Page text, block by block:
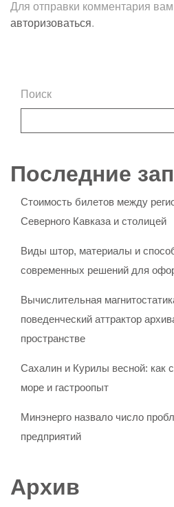
Для отправки комментария
авторизоваться.
Поиск
Последние
Стоимость билетов между
Северного Кавказа и столицей
Виды штор, материалы и
современных решений для
Вычислительная
поведенческий аттрактор
пространстве
Сахалин и Курилы весной: как
море и гастроопыт
Минэнерго назвало число
предприятий
Архив